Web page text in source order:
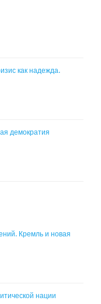
как надежда.
демократия
Кремль и новая
нации